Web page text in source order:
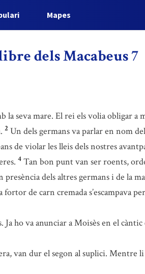
Mapes
dels Macabeus 7
la seva mare. El rei els volia obligar
2 Un dels germans va parlar en nom
de violar les lleis dels nostres
4 Tan bon punt van ser roents,
presència dels altres germans i de la
de carn cremada s’escampava
ho va anunciar a Moisès en el càntic
van dur el segon al suplici. Mentre